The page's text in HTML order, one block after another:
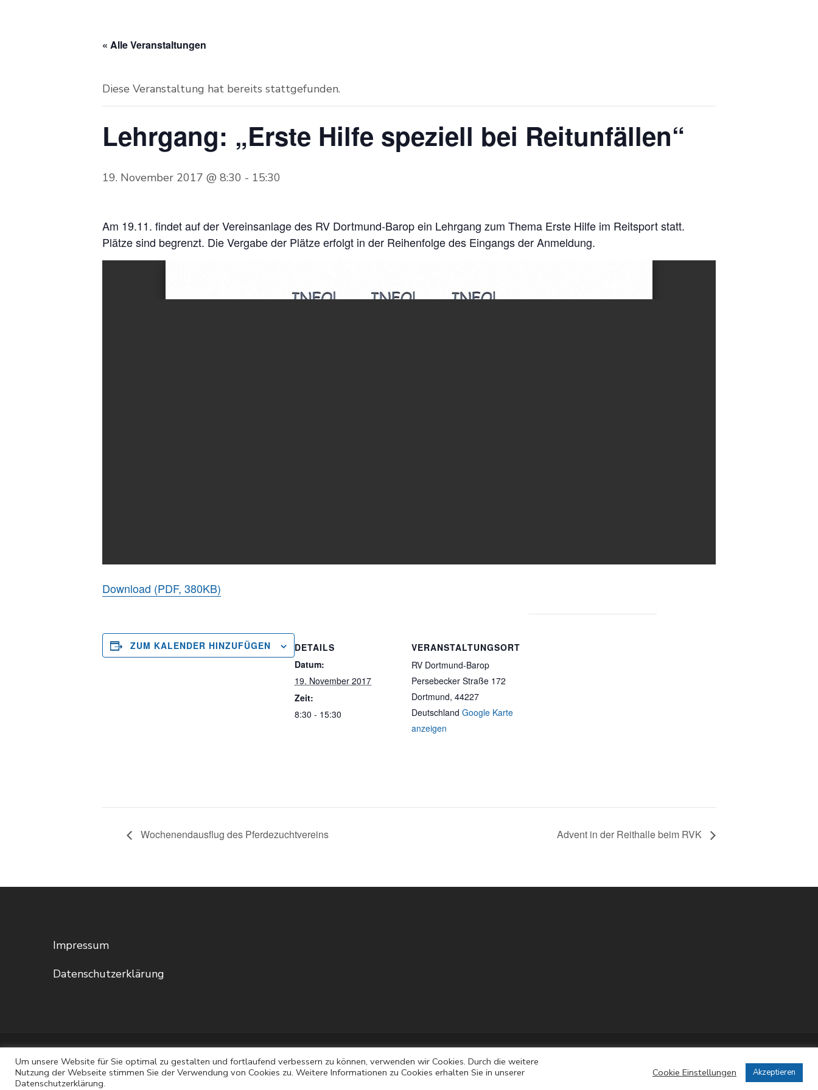
« Alle Veranstaltungen
Diese Veranstaltung hat bereits stattgefunden.
Lehrgang: „Erste Hilfe speziell bei Reitunfällen“
19. November 2017 @ 8:30 - 15:30
Am 19.11. findet auf der Vereinsanlage des RV Dortmund-Barop ein Lehrgang zum Thema Erste Hilfe im Reitsport statt.
Plätze sind begrenzt. Die Vergabe der Plätze erfolgt in der Reihenfolge des Eingangs der Anmeldung.
Download (PDF, 380KB)
ZUM KALENDER HINZUFÜGEN
DETAILS
Datum:
19. November 2017
Zeit:
8:30 - 15:30
VERANSTALTUNGSORT
RV Dortmund-Barop
Persebecker Straße 172
Dortmund, 44227
Deutschland Google Karte
anzeigen
Wochenendausflug des Pferdezuchtvereins Advent in der Reithalle beim RVK
Impressum
Datenschutzerklärung
© Copyright 2026
. Alle Rechte vorbehalten.
Blossom Spa | Entwickelt vonBlossom Themes. Präsentiert vonWordPress.
Um unsere Website für Sie optimal zu gestalten und fortlaufend verbessern zu können, verwenden wir Cookies. Durch die weitere
Nutzung der Webseite stimmen Sie der Verwendung von Cookies zu. Weitere Informationen zu Cookies erhalten Sie in unserer
Datenschutzerklärung.
Cookie Einstellungen Akzeptieren